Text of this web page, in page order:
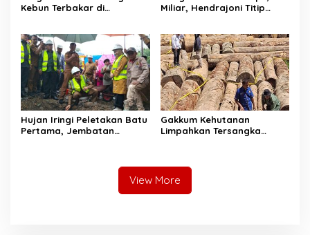
Kebun Terbakar di
Bakar
Miliar, Hendrajoni Titip
Sembarangan
Hujan Iringi Peletakan Batu
Pertama, Jembatan
Gakkum Kehutanan
Limpahkan Tersangka
View More